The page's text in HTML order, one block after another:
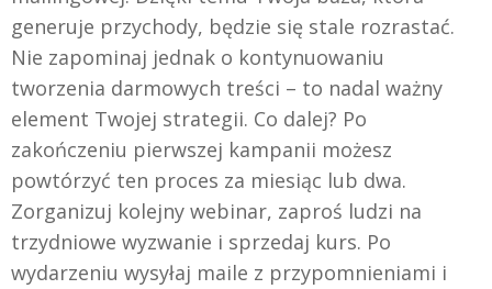
generuje przychody, będzie się stale rozrastać.
Nie zapominaj jednak o kontynuowaniu
tworzenia darmowych treści – to nadal ważny
element Twojej strategii. Co dalej? Po
zakończeniu pierwszej kampanii możesz
powtórzyć ten proces za miesiąc lub dwa.
Zorganizuj kolejny webinar, zaproś ludzi na
trzydniowe wyzwanie i sprzedaj kurs. Po
wydarzeniu wysyłaj maile z przypomnieniami i